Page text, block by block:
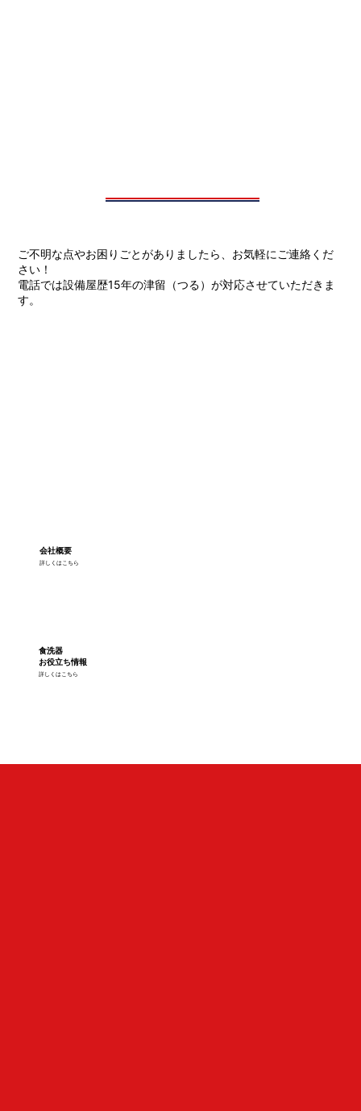
ご不明な点やお困りごとがありましたら、お気軽にご連絡くだ
さい！
電話では設備屋歴15年の津留（つる）が対応させていただきま
す。
詳しくはこちら
会社概要
詳しくはこちら
食洗器
お役立ち情報